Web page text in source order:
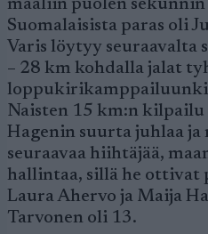
maaliin puolen sekunnin
Suomalaisista paras oli
Varis löytyy seuraavalta
– 28 km kohdalla jalat
Naisten 15 km:n
Hagenin suurta juhlaa
seuraavaa hiihtäjää,
hallintaa, sillä he ottivat
Laura Ahervo ja Maija
Tarvonen oli 13.